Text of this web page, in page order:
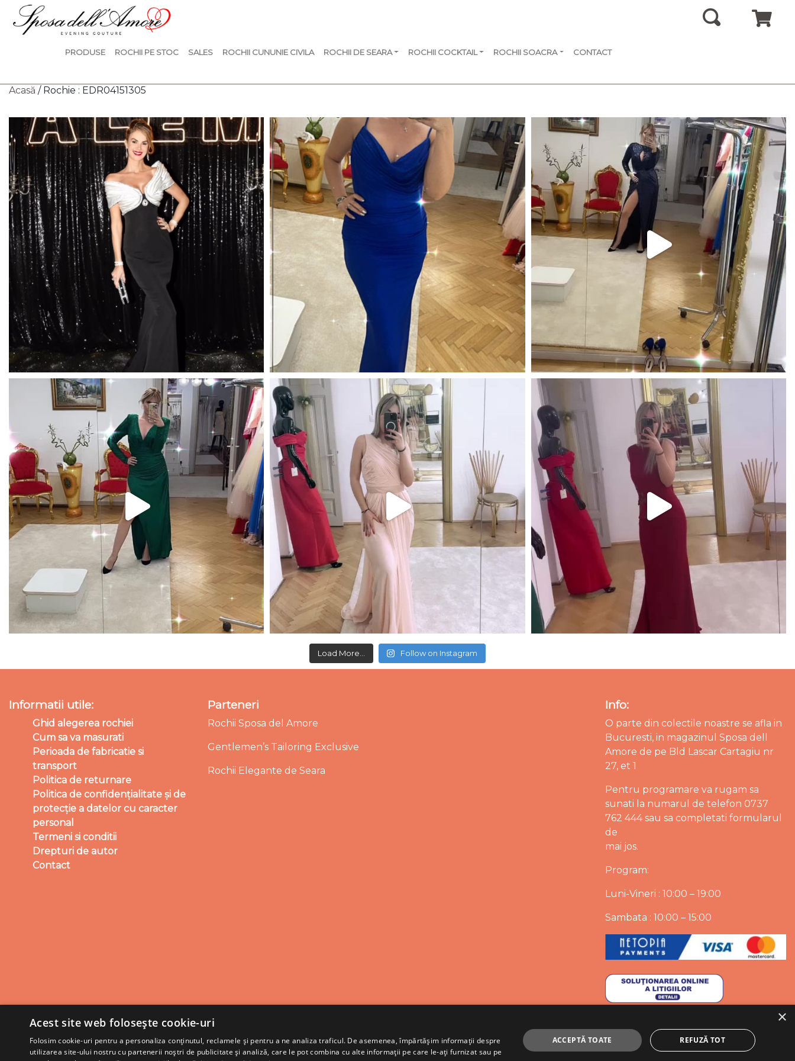
PRODUSE ROCHII PE STOC SALES ROCHII CUNUNIE CIVILA ROCHII DE SEARA ROCHII COCKTAIL ROCHII SOACRA CONTACT
Acasă / Rochie : EDR04151305
Load More... Follow on Instagram
Informatii utile:
Ghid alegerea rochiei
Cum sa va masurati
Perioada de fabricatie si
transport
Politica de returnare
Politica de confidențialitate și de
protecție a datelor cu caracter
personal
Termeni si conditii
Drepturi de autor
Contact
Parteneri
Rochii Sposa del Amore
Gentlemen’s Tailoring Exclusive
Rochii Elegante de Seara
Info:
O parte din colectile noastre se afla in
Bucuresti, in magazinul Sposa dell
Amore de pe Bld Lascar Cartagiu nr
27, et 1
Pentru programare va rugam sa
sunati la numarul de telefon 0737
762 444 sau sa completati formularul
de
mai jos.
Program:
Luni-Vineri : 10:00 – 19:00
Sambata : 10:00 – 15:00
×
Acest site web folosește cookie-uri
Folosim cookie-uri pentru a personaliza conținutul, reclamele și pentru a ne analiza traficul. De asemenea, împărtășim informații despre
utilizarea site-ului nostru cu partenerii noștri de publicitate și analiză, care le pot combina cu alte informații pe care le-ați furnizat sau pe
ACCEPTĂ TOATE REFUZĂ TOT